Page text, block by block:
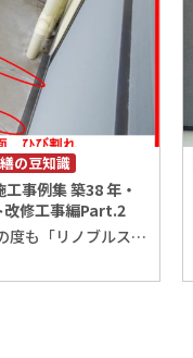
工事例集 築38 年・
改修工事編Part.2
皆さま、こんにちは！ この度も「リノブルスタッフブログ」にお越しいただき、ありがとうございます。 レアテック株式会社の奥田りさです。 梅雨の時期に入り、蒸し暑さを感じる日が増えてまいりましたが、 皆さまは、いかがお過ごしでしょうか？ 雨の日が続くこの季節は、普段気付かないような建物の漏水が発覚することも ありますので、この機会に建物内をチェックしてみるのもお勧めですよ！ さて、今回は前回に引き続き、 施工事例集「築38年・鉄骨造・3階建てアパート改修工事」の第2回目をお届けします。 本日は「バルコニー防水工事」についてです！ 今回の物件のバルコニー床面は、経年劣化によるひび割れが発生しており、 防水性能が低下していましたので、バルコニー床面をウレタン塗膜防水にて 補修することになりました。 それでは早速ですが、施工前状況、施工方法を順に見ていきましょう！ バルコニー防水工事 【施工前状況】 【施工方法】 1.【ひび割れ補修・プライマー塗布・緩衝シート敷設】 バルコニー床面のひび割れを適切に補修した後、プライマーを塗布し、 緩衝シートを敷設します。緩衝シートとは、下地と防水層の間に敷設されるもので、 通気層を形成して内部の湿気を逃がす役割があります。 これにより、防水層の膨れや剥がれなどを防止するため、重要な工程になります！ ※緩衝シート敷設完了 2.【主剤塗布】 緩衝シートの敷設が完了した後は、ウレタン主剤を均一に塗布していきます。 施工範囲全体にウレタン主剤を綺麗に塗り終えたら、一定時間、乾燥するまで待ちます。 ※ウレタン主剤塗布状況 3.【トップコート塗布】 ウレタン主剤がしっかりと乾いた後は、ウレタン塗膜の劣化を防ぐためのトップコートを塗布します。 このトップコートには、紫外線からウレタン層を保護する役割の他、仕上がりの見栄えを良くする効果もあります！ ※トップコート完了 4.【施工完了】 これにて施工完了です！ 細部まで丁寧に防水処理を施し、バルコニー床の防水工事が完了しました。 バルコニーの床全体に新たな防水層が形成され、防水性能が高まりました！ 次回は「塗装改修工事」についてご紹介いたします！ 弊社RENOBLE/リノブルでは豊富な施工実績で、的確な調査・診断・施工を行います！ 「外装改修工事を考えている」、「建物の資産価値を高めたい」などお客様の悩みに沿ったご提案をさせて頂きますので、 ぜひお気軽にご相談下さいませ！ それでは、この度も最後まで「リノブルスタッフブログ」をお読みいただき ありがとうございました。 次回もよろしくお願いいたします！ リノブルは、 北陸3県 石川県 富山県 福井県 金沢市 白山市 野々市市 かほく市 河北郡 津幡町 内灘町 小松市 能美市 加賀市 など 地域密着で多くの信頼と実績を積み重ねてきた、建物診断、外壁塗装、外壁タイル改修、雨漏り補修、防水工事 大規模修繕のプロフェッショナル集団です。 ビル マンション アパート 収益物件 病院 学校 工場 倉庫 などの タイルの欠損 タイルの剥落 漏水 水漏れ 雨漏り を見付けたら、 調査診断 打診調査 赤外線調査 定期調査 改修工事 修繕工事 防水工事 塗装工事 は 「RENOBLE/リノブル」 「レアテック株式会社」 「ウォールドック株式会社」へ．．． 住宅の 屋根・外壁の塗装工事 防水工事 リフォーム は．．． 「プロタイムズ金沢駅西店」 「プロタイムズ富山中央店」 にお任せ下さい‼ 外装劣化診断士による建物調査診断を無料で行っております‼ 他社にはない『徹底した調査診断と卓越した施工技術』でオーナー様の建物をお守り致します。 これまで積み重ねてきた信頼と実績に恥じぬよう、誠心誠意対応させていただきます。 ■お見積もり・ご相談・お問い合わせはこちらから！
の豆知識